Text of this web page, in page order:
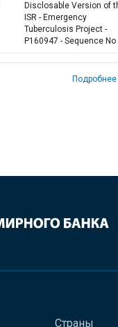
Disclosable Version of
ISR - Emergency
Tuberculosis Project -
P160947 - Sequence No
Подробнее
Страны